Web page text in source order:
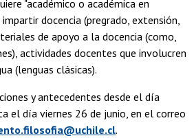
"académico o académica en
docencia (pregrado, extensión,
de apoyo a la docencia (como,
actividades docentes que involucren
(lenguas clásicas).
y antecedentes desde el día
el día viernes 26 de junio, en el correo
.